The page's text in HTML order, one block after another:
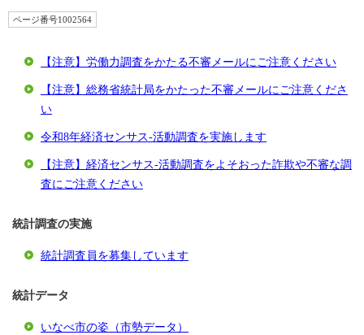
ページ番号1002564
【注意】労働力調査をかたる不審メールにご注意ください
【注意】総務省統計局をかたった不審メールにご注意くださ
い
令和8年経済センサス‐活動調査を実施します
【注意】経済センサス‐活動調査をよそおった詐欺や不審な調
査にご注意ください
統計調査の実施
統計調査員を募集しています
統計データ
いなべ市の姿（市勢データ）